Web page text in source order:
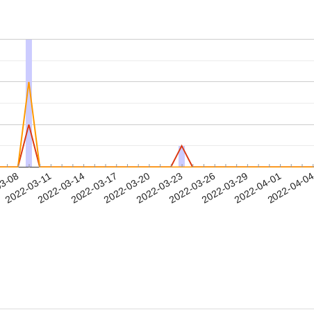
08
2022-03-112022-03-142022-03-172022-03-202022-03-232022-03-262022-03-292022-04-012022-04-04